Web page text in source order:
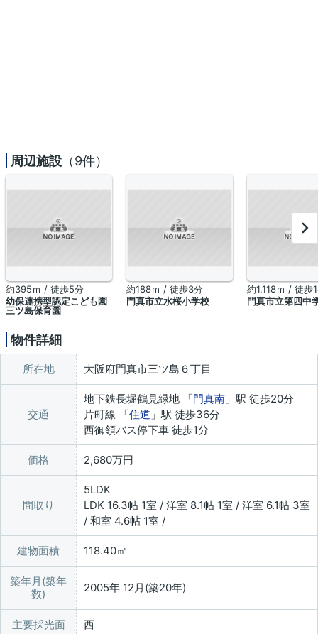
周辺施設 （9件）
約395ｍ / 徒歩5分
幼保連携型認定こども園
三ツ島保育園
約188ｍ / 徒歩3分
門真市立水桜小学校
約1,118ｍ / 徒歩
門真市立第四中
物件詳細
所在地 大阪府門真市三ツ島６丁目
交通
地下鉄長堀鶴見緑地 「門真南 」駅 徒歩20分
片町線 「住道 」駅 徒歩36分
西御領バス停下車 徒歩1分
価格 2,680万円
間取り
5LDK
LDK 16.3帖 1室 / 洋室 8.1帖 1室 / 洋室 6.1帖 3室
/ 和室 4.6帖 1室 /
建物面積 118.40㎡
築年月(築年
数)
2005年 12月(築20年)
主要採光面 西